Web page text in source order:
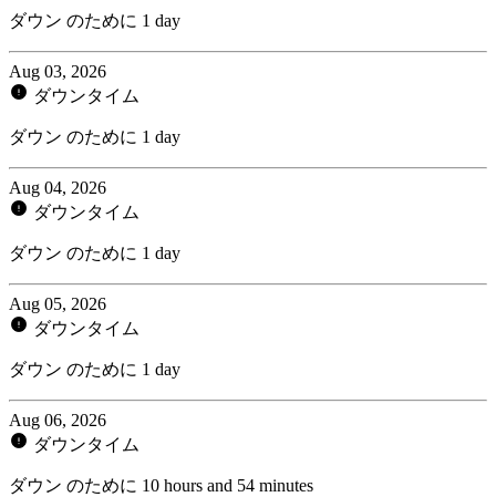
ダウン のために 1 day
Aug 03, 2026
ダウンタイム
ダウン のために 1 day
Aug 04, 2026
ダウンタイム
ダウン のために 1 day
Aug 05, 2026
ダウンタイム
ダウン のために 1 day
Aug 06, 2026
ダウンタイム
ダウン のために 10 hours and 54 minutes